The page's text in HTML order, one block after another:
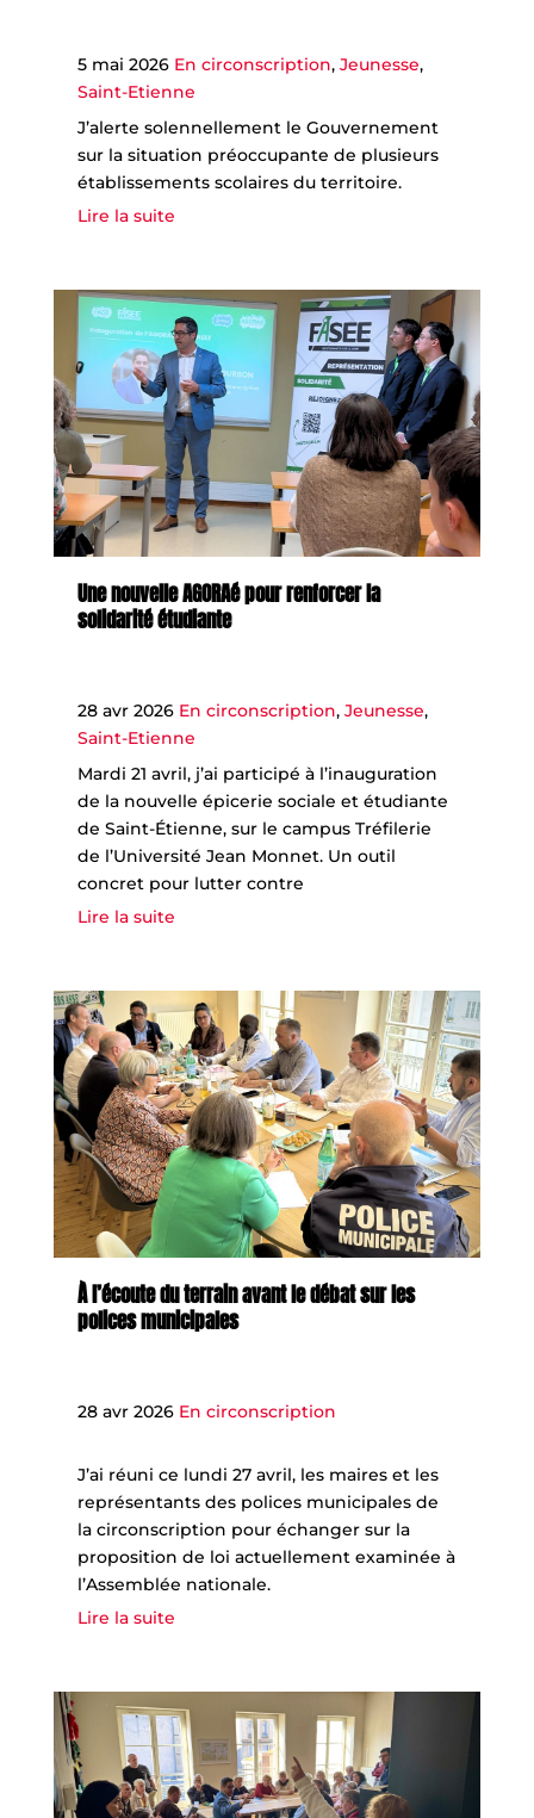
5 mai 2026 En circonscription, Jeunesse,
Saint-Etienne
J’alerte solennellement le Gouvernement
sur la situation préoccupante de plusieurs
établissements scolaires du territoire.
Lire la suite
Une nouvelle AGORAé pour renforcer la
solidarité étudiante
28 avr 2026 En circonscription, Jeunesse,
Saint-Etienne
Mardi 21 avril, j’ai participé à l’inauguration
de la nouvelle épicerie sociale et étudiante
de Saint-Étienne, sur le campus Tréfilerie
de l’Université Jean Monnet. Un outil
concret pour lutter contre
Lire la suite
À l’écoute du terrain avant le débat sur les
polices municipales
28 avr 2026 En circonscription
J’ai réuni ce lundi 27 avril, les maires et les
représentants des polices municipales de
la circonscription pour échanger sur la
proposition de loi actuellement examinée à
l’Assemblée nationale.
Lire la suite